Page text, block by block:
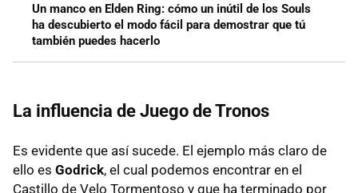
Un manco en Elden Ring: cómo un inútil de los Souls
ha descubierto el modo fácil para demostrar que tú
también puedes hacerlo
La influencia de Juego de Tronos
Es evidente que así sucede. El ejemplo más claro de
ello es Godrick, el cual podemos encontrar en el
Castillo de Velo Tormentoso y que ha terminado por